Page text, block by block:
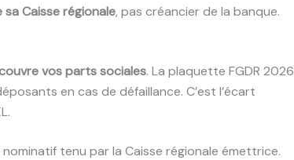
Caisse régionale, pas créancier de la banque.
vos parts sociales. La plaquette FGDR 2026
en cas de défaillance. C’est l’écart
tenu par la Caisse régionale émettrice.